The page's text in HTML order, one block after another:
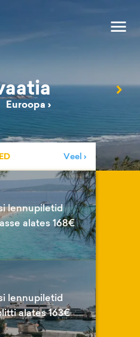
Euroopa ›
›
Veel ›
lennupiletid
alates 168€
lennupiletid
alates 163€